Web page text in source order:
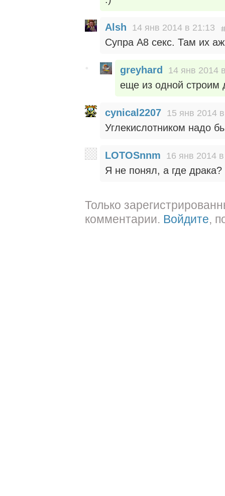
Alsh 14 янв 2014 в 21:13
Супра А8 секс. Там их
greyhard 14 янв 2014
еще из одной строим
cynical2207 15 янв 2014
Углекислотником надо
LOTOSnnm 16 янв 2014
Я не понял, а где драка?
Только
комментарии. Войдите,